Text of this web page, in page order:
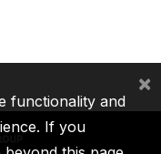
functionality and
If you
×